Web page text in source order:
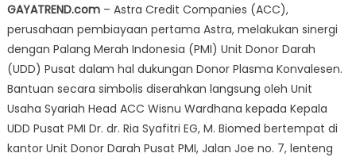
GAYATREND.com– Astra Credit Companies (ACC),
perusahaan pembiayaan pertama Astra, melakukan sinergi
dengan Palang Merah Indonesia (PMI) Unit Donor Darah
(UDD) Pusat dalam hal dukungan Donor Plasma Konvalesen.
Bantuan secara simbolis diserahkan langsung oleh Unit
Usaha Syariah Head ACC Wisnu Wardhana kepada Kepala
UDD Pusat PMI Dr. dr. Ria Syafitri EG, M. Biomed bertempat di
kantor Unit Donor Darah Pusat PMI, Jalan Joe no. 7, lenteng